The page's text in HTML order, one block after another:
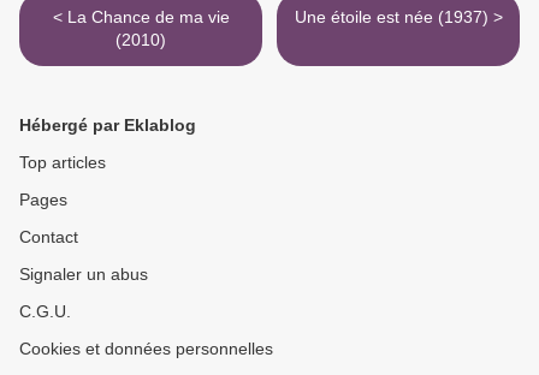
< La Chance de ma vie
(2010)
Une étoile est née (1937) >
Hébergé par Eklablog
Top articles
Pages
Contact
Signaler un abus
C.G.U.
Cookies et données personnelles